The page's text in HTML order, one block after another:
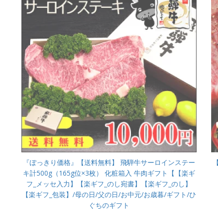
『ぽっきり価格』【送料無料】 飛騨牛サーロインステー
キ計500g（165g位×3枚） 化粧箱入 牛肉ギフト【【楽ギ
フ_メッセ入力】【楽ギフ_のし宛書】【楽ギフ_のし】
【楽ギフ_包装】/母の日/父の日/お中元/お歳暮/ギフト/ひ
ぐちのギフト